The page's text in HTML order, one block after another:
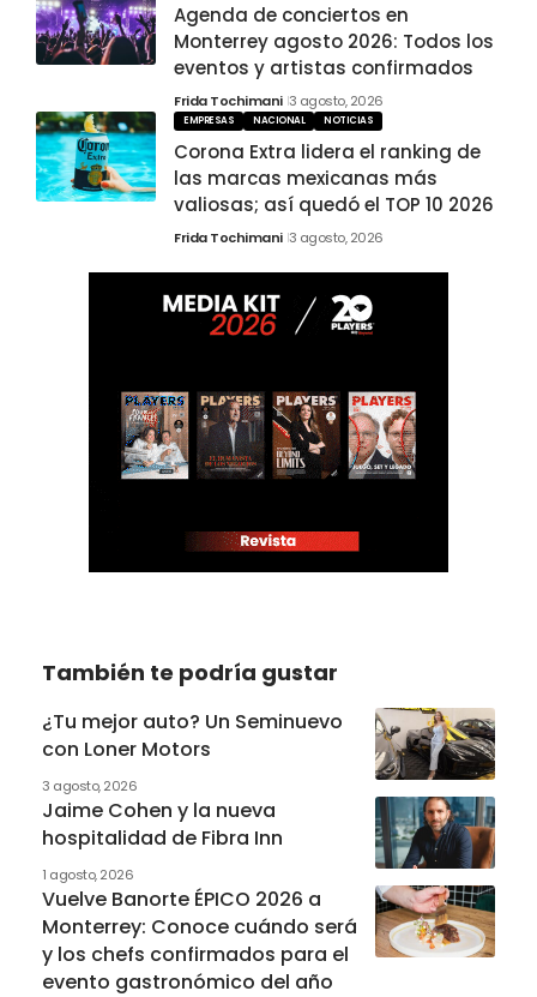
Agenda de conciertos en
Monterrey agosto 2026: Todos los
eventos y artistas confirmados
Frida Tochimani 3 agosto, 2026
EMPRESAS NACIONAL NOTICIAS
Corona Extra lidera el ranking de
las marcas mexicanas más
valiosas; así quedó el TOP 10 2026
Frida Tochimani 3 agosto, 2026
También te podría gustar
¿Tu mejor auto? Un Seminuevo
con Loner Motors
3 agosto, 2026
Jaime Cohen y la nueva
hospitalidad de Fibra Inn
1 agosto, 2026
Vuelve Banorte ÉPICO 2026 a
Monterrey: Conoce cuándo será
y los chefs confirmados para el
evento gastronómico del año